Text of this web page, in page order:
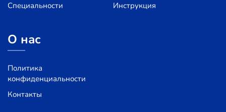
Специальности
Инструкция
О нас
Политика
конфиденциальности
Контакты